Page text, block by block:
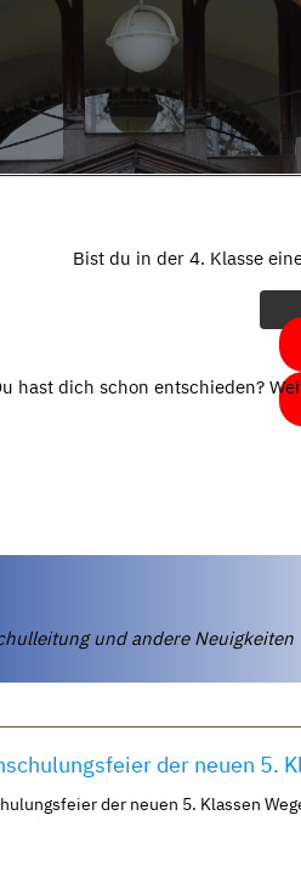
Bist du in der 4. Klasse
hast dich schon entschieden?
und andere Neuigkeiten
der neuen 5.
der neuen 5. Klassen